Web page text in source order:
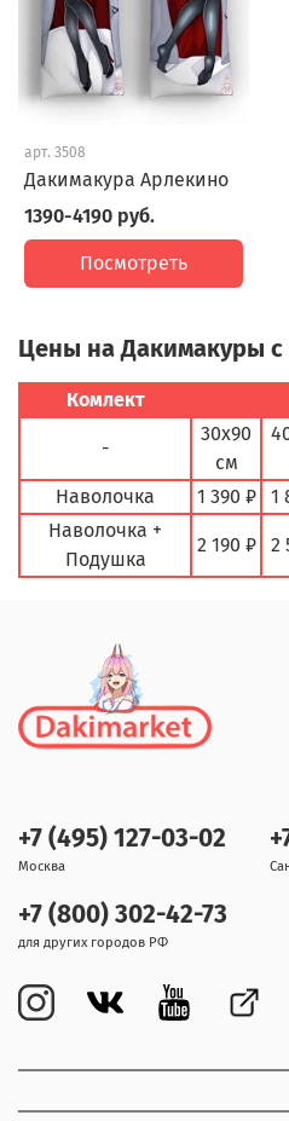
арт. 3508
Дакимакура Арлекино
1390-4190 руб.
Посмотреть
Цены на Дакимакуры с
Комлект
-
30х90
см
Наволочка
1 390 ₽ 1
Наволочка +
Подушка
2 190 ₽ 2
+7 (495) 127-03-02
Москва
+7 (800) 302-42-73
для других городов РФ